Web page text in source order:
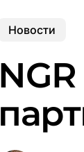
Новости